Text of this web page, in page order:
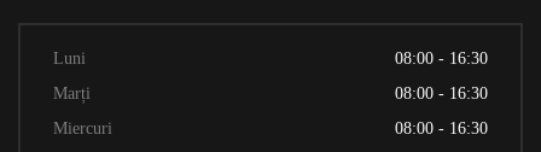
Luni
08:00 - 16:30
Marți
08:00 - 16:30
Miercuri
08:00 - 16:30